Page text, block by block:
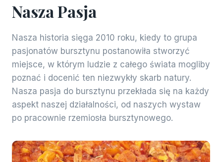
Nasza Pasja
Nasza historia sięga 2010 roku, kiedy to grupa
pasjonatów bursztynu postanowiła stworzyć
miejsce, w którym ludzie z całego świata mogliby
poznać i docenić ten niezwykły skarb natury.
Nasza pasja do bursztynu przekłada się na każdy
aspekt naszej działalności, od naszych wystaw
po pracownie rzemiosła bursztynowego.